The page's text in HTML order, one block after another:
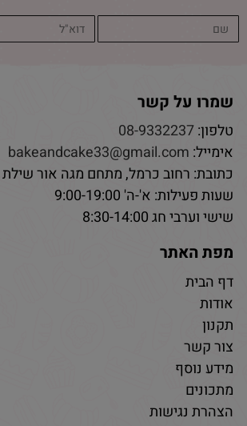
שמרו על קשר
טלפון:08-9332237
אימייל: bakeandcake33@gmail.com
כתובת: רחוב כרמל, מתחם מגה אור שילת
שעות פעילות: א'-ה' 9:00-19:00
שישי וערבי חג 8:30-14:00
מפת האתר
דף הבית
אודות
תקנון
צור קשר
מידע נוסף
מתכונים
הצהרת נגישות